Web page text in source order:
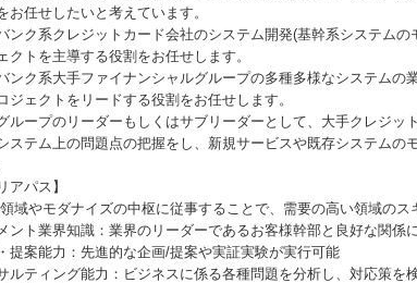
お任せしたいと考えています。
ンク系クレジットカード会社のシステム開発(基幹系システム
クトを主導する役割をお任せします。
ンク系大手ファイナンシャルグループの多種多様なシステムの
ジェクトをリードする役割をお任せします。
ループのリーダーもしくはサブリーダーとして、大手クレジ
ステム上の問題点の把握をし、新規サービスや既存システムの
アパス】
域やモダナイズの中枢に従事することで、需要の高い領域のス
ント業界知識：業界のリーダーであるお客様幹部と良好な関係
提案能力：先進的な企画/提案や実証実験が実行可能
ルティング能力：ビジネスに係る各種問題を分析し、対応策を